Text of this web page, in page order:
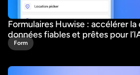
Formulaires Huwise : accélérer
données fiables et prêtes pour
Form